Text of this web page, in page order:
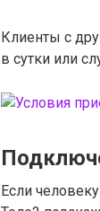
Клиенты с
в сутки или
Если